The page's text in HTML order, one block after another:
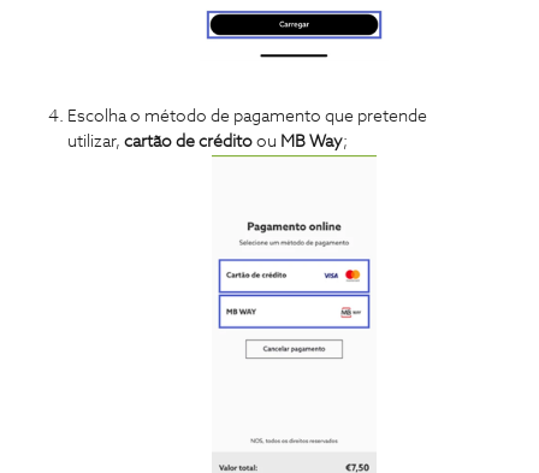
Escolha o método de pagamento que pretende
utilizar, cartão de crédito ou MB Way;